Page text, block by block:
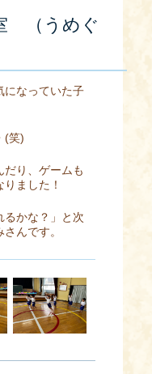
（うめぐ
になっていた子
(笑)
だり、ゲームも
ました！
るかな？」と次
んです。